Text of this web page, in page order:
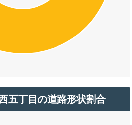
五丁目の道路形状割合